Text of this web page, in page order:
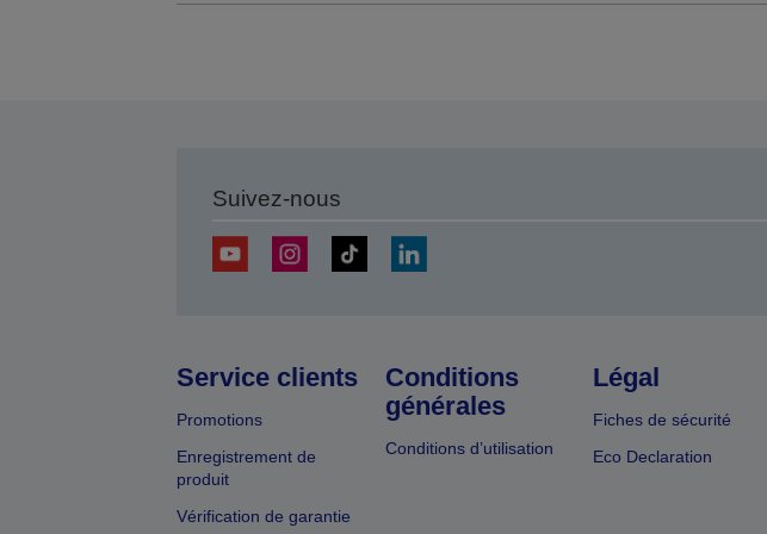
Suivez-nous
Service clients
Promotions
Enregistrement de
produit
Vérification de garantie
Conditions
générales
Conditions d’utilisation
Légal
Fiches de sécurité
Eco Declaration